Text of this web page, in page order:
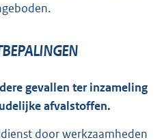
gevallen ter inzameling
afvalstoffen.
door werkzaamheden